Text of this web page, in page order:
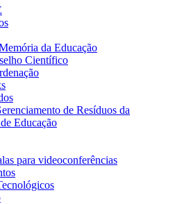
da Educação
Científico
de Resíduos da
Educação
para videoconferências